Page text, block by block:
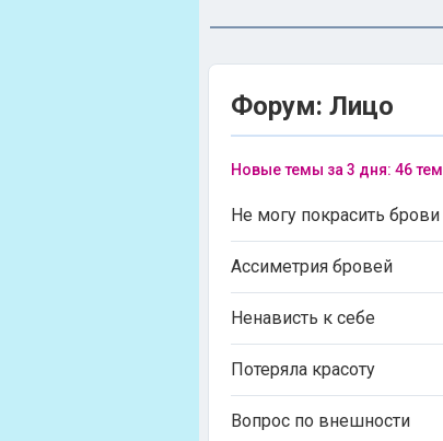
Форум: Лицо
Новые темы за 3 дня: 46 тем
Не могу покрасить брови
Ассиметрия бровей
Ненависть к себе
Потеряла красоту
Вопрос по внешности